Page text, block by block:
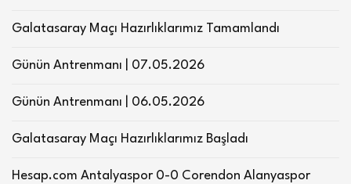
Galatasaray Maçı Hazırlıklarımız Tamamlandı
Günün Antrenmanı | 07.05.2026
Günün Antrenmanı | 06.05.2026
Galatasaray Maçı Hazırlıklarımız Başladı
Hesap.com Antalyaspor 0-0 Corendon Alanyaspor